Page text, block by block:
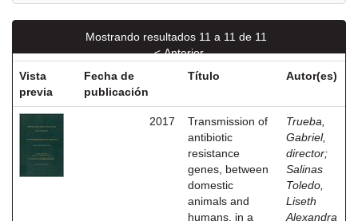
Mostrando resultados 11 a 11 de 11
< Anterior
Vista
previa
Fecha de
publicación
Título Autor(es)
2017
Transmission of
antibiotic
resistance
genes, between
domestic
animals and
humans, in a
Trueba,
Gabriel,
director;
Salinas
Toledo,
Liseth
Alexandra